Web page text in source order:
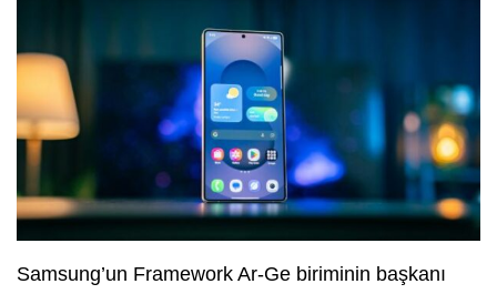
Samsung’un Framework Ar-Ge biriminin başkanı